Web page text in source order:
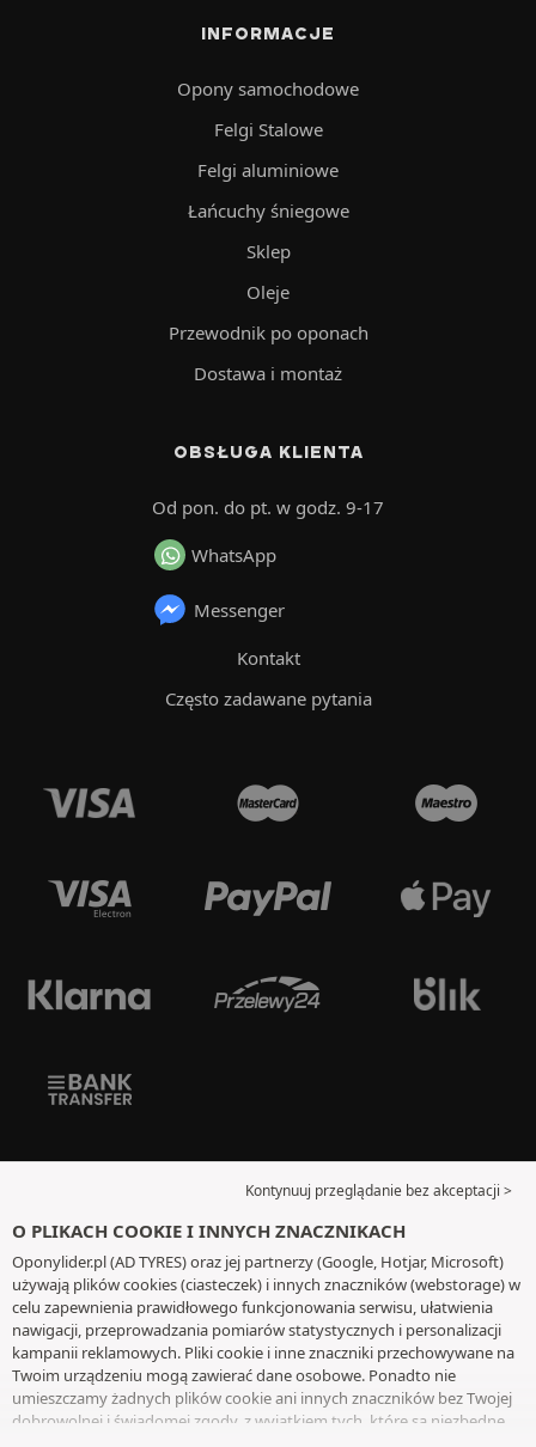
INFORMACJE
Opony samochodowe
Felgi Stalowe
Felgi aluminiowe
Łańcuchy śniegowe
Sklep
Oleje
Przewodnik po oponach
Dostawa i montaż
OBSŁUGA KLIENTA
Od pon. do pt. w godz. 9-17
WhatsApp
Messenger
Kontakt
Często zadawane pytania
Kontynuuj przeglądanie bez akceptacji >
O PLIKACH COOKIE I INNYCH ZNACZNIKACH
Oponylider.pl (AD TYRES) oraz jej partnerzy (Google, Hotjar, Microsoft)
używają plików cookies (ciasteczek) i innych znaczników (webstorage) w
celu zapewnienia prawidłowego funkcjonowania serwisu, ułatwienia
nawigacji, przeprowadzania pomiarów statystycznych i personalizacji
kampanii reklamowych. Pliki cookie i inne znaczniki przechowywane na
Twoim urządzeniu mogą zawierać dane osobowe. Ponadto nie
umieszczamy żadnych plików cookie ani innych znaczników bez Twojej
dobrowolnej i świadomej zgody, z wyjątkiem tych, które są niezbędne